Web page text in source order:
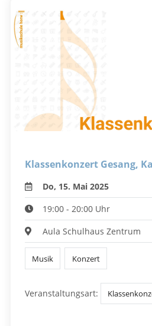
Klassenkonzert Gesang,
Do, 15. Mai 2025
19:00 - 20:00 Uhr
Aula Schulhaus Zentrum
Musik Konzert
Veranstaltungsart: